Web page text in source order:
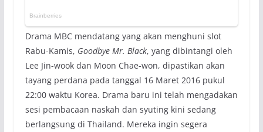
Drama MBC mendatang yang akan menghuni slot
Rabu-Kamis, Goodbye Mr. Black, yang dibintangi oleh
Lee Jin-wook dan Moon Chae-won, dipastikan akan
tayang perdana pada tanggal 16 Maret 2016 pukul
22:00 waktu Korea. Drama baru ini telah mengadakan
sesi pembacaan naskah dan syuting kini sedang
berlangsung di Thailand. Mereka ingin segera